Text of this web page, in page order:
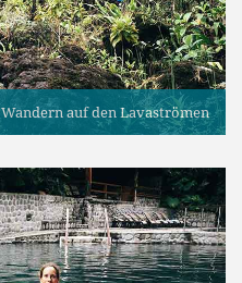
Wandern auf den Lavaströmen